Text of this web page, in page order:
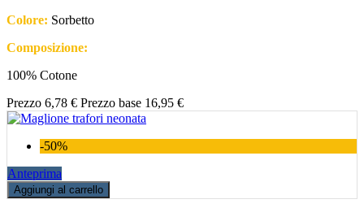
Colore: Sorbetto
Composizione:
100% Cotone
Prezzo 6,78 € Prezzo base 16,95 €
-50%
Anteprima
Aggiungi al carrello